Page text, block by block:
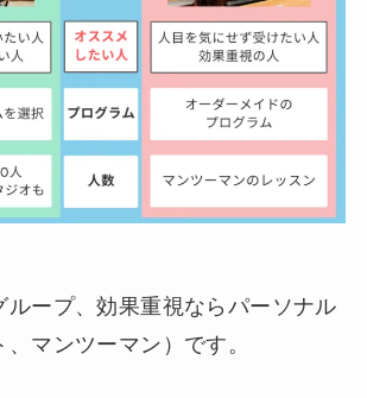
ループ、効果重視ならパーソナル
、マンツーマン）です。